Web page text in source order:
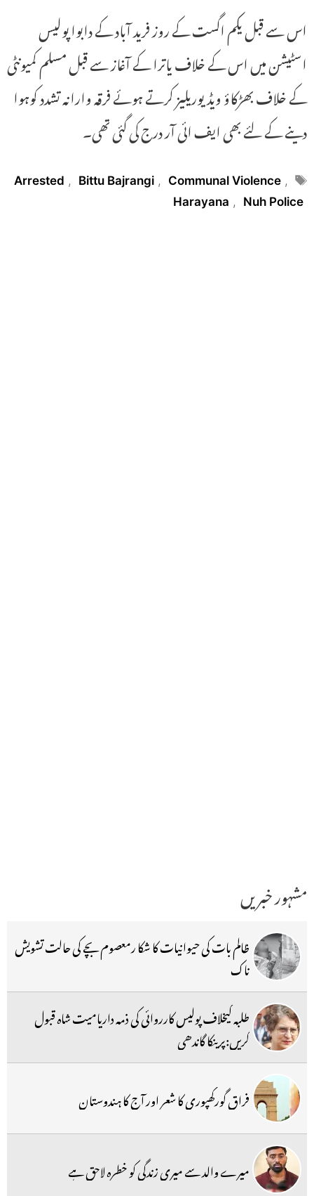
اس سے قبل یکم اگست کے روز فرید آباد کے دابوا پولیس
اسٹیشن میں اس کے خلاف یاترا کے آغاز سے قبل مسلم کمیونٹی
کے خلاف بھڑکاؤ ویڈیوریلیز کرتے ہوئے فرقہ وارانہ تشدد کوہوا
دینے کے لئے بھی ایف ائی آر درج کی گئی تھی۔
Tags
Arrested , Bittu Bajrangi , Communal Violence ,
Harayana , Nuh Police
مشہور خبریں
ظالم بات کی حیوانیات کا شکا رمعصوم بچے کی حالت تشویش
ناک
طلبہ کیخلاف پولیس کارروائی کی ذمہ داریامیت شاہ قبول
کریں:پرینکا گاندھی
فراق گورکھپوری کا شعر اور آج کا ہندوستان
میرے والد سے میری زندگی کو خطرہ لاحق ہے